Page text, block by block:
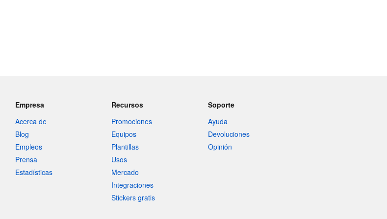
Empresa
Acerca de
Blog
Empleos
Prensa
Estadísticas
Recursos
Promociones
Equipos
Plantillas
Usos
Mercado
Integraciones
Stickers gratis
Soporte
Ayuda
Devoluciones
Opinión